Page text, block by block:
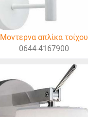
Μοντερνα απλίκα τοίχου
0644-4167900